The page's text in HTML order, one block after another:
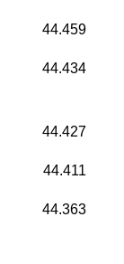
44.459
44.434
44.427
44.411
44.363